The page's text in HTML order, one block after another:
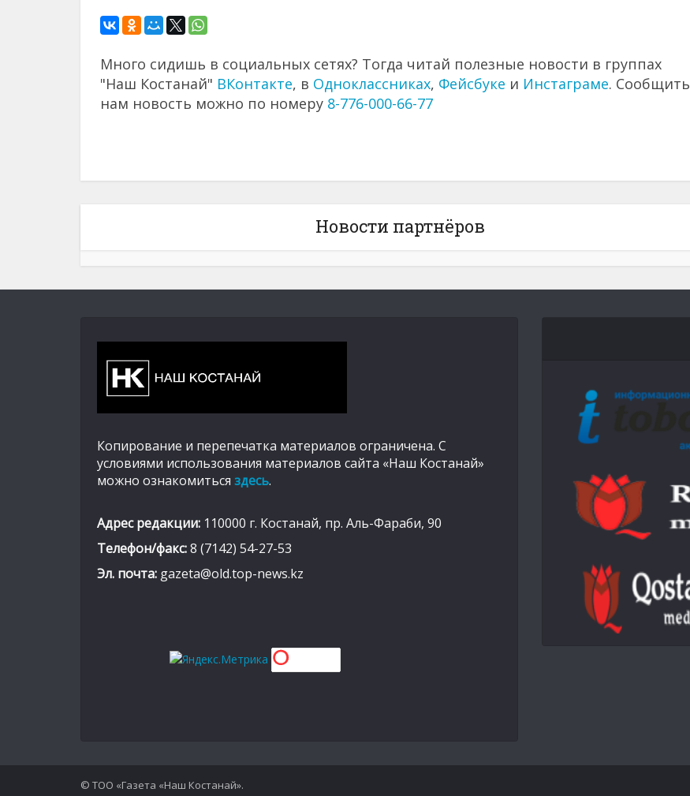
Много сидишь в социальных сетях? Тогда читай полезные новости в группах
"Наш Костанай" ВКонтакте, в Одноклассниках, Фейсбуке и Инстаграме. Сообщить
нам новость можно по номеру 8-776-000-66-77
Новости партнёров
Копирование и перепечатка материалов ограничена. С
условиями использования материалов сайта «Наш Костанай»
можно ознакомиться здесь.
Адрес редакции: 110000 г. Костанай, пр. Аль-Фараби, 90
Телефон/факс:8 (7142) 54-27-53
Эл. почта: gazeta@old.top-news.kz
© ТОО «Газета «Наш Костанай».